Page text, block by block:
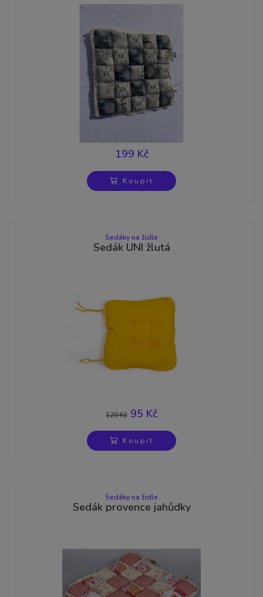
199 Kč
Koupit
Sedáky na židle
Sedák UNI žlutá
120 Kč 95 Kč
Koupit
Sedáky na židle
Sedák provence jahůdky